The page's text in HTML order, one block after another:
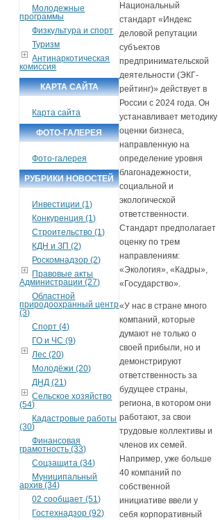
Молодежные
программы
Физкультура и спорт
Туризм
Антинаркотическая
комиссия
КАРТА САЙТА
Карта сайта
ФОТО-ГАЛЕРЕЯ
Фото-галерея
РУБРИКИ НОВОСТЕЙ
Инвестиции (1)
Конкуренция (1)
Строительство (1)
КДН и ЗП (2)
Роскомнадзор (2)
Правовые акты
Администрации (27)
Областной
природоохранный центр
(3)
Спорт (4)
ГО и ЧС (9)
Лес (20)
Молодёжи (20)
ДНД (21)
Сельское хозяйство
(54)
Кадастровые работы
(30)
Финансовая
грамотность (33)
Соцзащита (34)
Муниципальный
архив (34)
02 сообщает (51)
Гостехнадзор (92)
Национальный
стандарт «Индекс
деловой репутации
субъектов
предпринимательской
деятельности (ЭКГ-
рейтинг)» действует в
России с 2024 года. Он
устанавливает методику
оценки бизнеса,
направленную на
определение уровня
благонадежности,
социальной и
экологической
ответственности.
Стандарт предполагает
оценку по трем
направлениям:
«Экология», «Кадры»,
«Государство».
«У нас в стране много
компаний, которые
думают не только о
своей прибыли, но и
демонстрируют
ответственность за
будущее страны,
региона, в котором они
работают, за свои
трудовые коллективы и
членов их семей.
Например, уже больше
40 компаний по
собственной
инициативе ввели у
себя корпоративный